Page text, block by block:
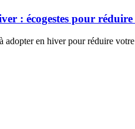
: écogestes pour
adopter en hiver pour réduire